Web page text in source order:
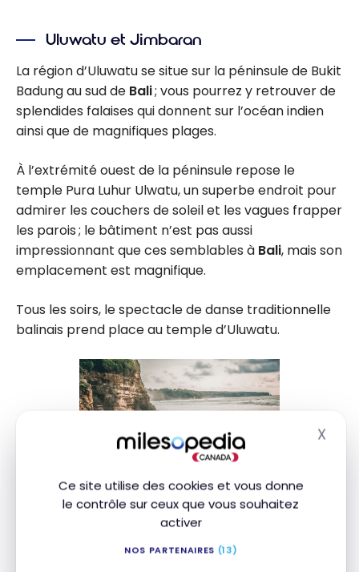
Ce site utilise des cookies et vous donne
le contrôle sur ceux que vous souhaitez
activer
NOS PARTENAIRES (13)
X
Uluwatu et Jimbaran
La région d’Uluwatu se situe sur la péninsule de Bukit
Badung au sud de Bali; vous pourrez y retrouver de
splendides falaises qui donnent sur l’océan indien
ainsi que de magnifiques plages.
À l’extrémité ouest de la péninsule repose le
temple Pura Luhur Ulwatu, un superbe endroit pour
admirer les couchers de soleil et les vagues frapper
les parois ; le bâtiment n’est pas aussi
impressionnant que ces semblables à Bali, mais son
emplacement est magnifique.
Tous les soirs, le spectacle de danse traditionnelle
balinais prend place au temple d’Uluwatu.